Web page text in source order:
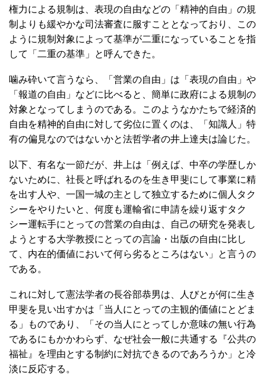
権力による規制は、表現の自由などの「精神的自由」の規
制よりも緩やかな司法審査に服すこととなっており、この
ように規制対象によって基準が二重になっていることを指
して「二重の基準」と呼んできた。
噛み砕いて言うなら、「営業の自由」は「表現の自由」や
「報道の自由」などに比べると、簡単に政府による規制の
対象となってしまうのである。このようなかたちで経済的
自由を精神的自由に対して劣位に置くのは、「知識人」特
有の偏見なのではないかと法哲学者の井上達夫は論じた。
以下、有名な一節だが、井上は「例えば、中卒の学歴しか
ないために、社長と呼ばれるのを生き甲斐にして事業に精
を出す人や、一国一城の主として独立するために個人タク
シーをやりたいと、何度も運輸省に申請を繰り返すタク
シー運転手にとっての営業の自由は、自己の研究を発表し
ようとする大学教授にとっての言論・出版の自由に比し
て、内在的価値において何ら劣るところはない」と言うの
である。
これに対して憲法学者の長谷部恭男は、人びとが何に生き
甲斐を見い出すかは「当人にとっての主観的価値にとどま
る」ものであり、「その当人にとってしか意味の無い行為
であるにもかかわらず、なぜ社会一般に共通する『公共の
福祉』を理由とする制約に対抗できるのであろうか」と冷
淡に反応する。